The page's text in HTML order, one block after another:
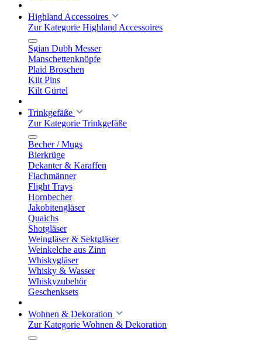
Highland Accessoires
Zur Kategorie Highland Accessoires
Sgian Dubh Messer
Manschettenknöpfe
Plaid Broschen
Kilt Pins
Kilt Gürtel
Trinkgefäße
Zur Kategorie Trinkgefäße
Becher / Mugs
Bierkrüge
Dekanter & Karaffen
Flachmänner
Flight Trays
Hornbecher
Jakobitengläser
Quaichs
Shotgläser
Weingläser & Sektgläser
Weinkelche aus Zinn
Whiskygläser
Whisky & Wasser
Whiskyzubehör
Geschenksets
Wohnen & Dekoration
Zur Kategorie Wohnen & Dekoration